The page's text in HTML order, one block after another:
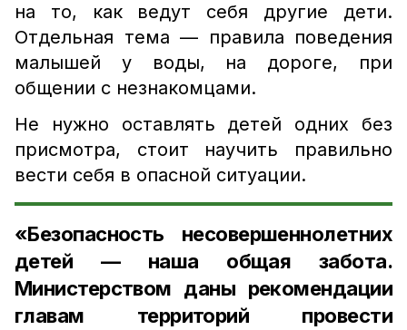
на то, как ведут себя другие дети.
Отдельная тема — правила поведения
малышей у воды, на дороге, при
общении с незнакомцами.
Не нужно оставлять детей одних без
присмотра, стоит научить правильно
вести себя в опасной ситуации.
«Безопасность несовершеннолетних
детей — наша общая забота.
Министерством даны рекомендации
главам территорий провести